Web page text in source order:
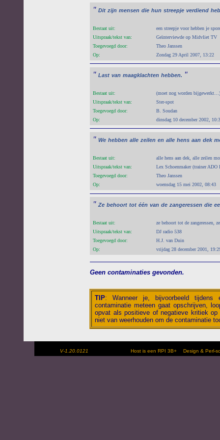
" Dit zijn mensen die hun streepje verdiend
Bestaat uit:
een streepje voor hebben je
Uitspraak/tekst van:
Geïnterviewde op Midvliet TV
Toegevoegd door:
Theo Janssen
Op:
Zondag 29 April 2007, 13:22
" Last van maagklachten hebben. "
Bestaat uit:
(moet nog worden bijgewerkt…)
Uitspraak/tekst van:
Ster-spot
Toegevoegd door:
B. Soudan
Op:
dinsdag 10 december 2002,
" We hebben alle zeilen en alle hens aan dek
Bestaat uit:
alle hens aan dek, alle zeilen
Uitspraak/tekst van:
Lex Schoenmaker (trainer ADO
Toegevoegd door:
Theo Janssen
Op:
woensdag 15 mei 2002, 08:43
" Ze behoort tot één van de zangeressen die
Bestaat uit:
ze behoort tot de zangeressen,
Uitspraak/tekst van:
DJ radio 538
Toegevoegd door:
H.J. van Duin
Op:
vrijdag 28 december 2001,
Geen contaminaties gevonden.
TIP: Wanneer je, bijvoorbeeld tijdens
contaminatie meteen gaat opschrijven,
opvat als positieve of negatieve kritiek
niet van weerhouden om de contaminatie
V-1.20.0121 Host is een RPI 3B+ Design &